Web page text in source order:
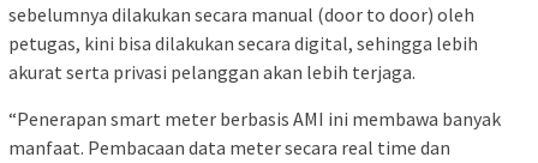
sebelumnya dilakukan secara manual (door to door) oleh
petugas, kini bisa dilakukan secara digital, sehingga lebih
akurat serta privasi pelanggan akan lebih terjaga.
“Penerapan smart meter berbasis AMI ini membawa banyak
manfaat. Pembacaan data meter secara real time dan